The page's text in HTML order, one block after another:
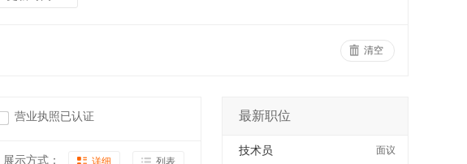
清空
营业执照已认证
展示方式： 详细 列表
最新职位
技术员
面议